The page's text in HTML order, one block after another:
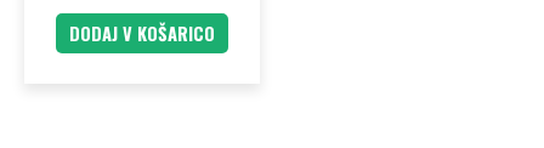
DODAJ V KOŠARICO